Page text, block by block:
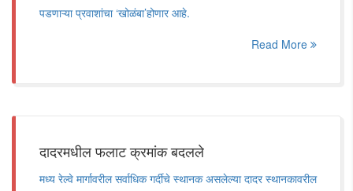
पडणाऱ्या प्रवाशांचा ‘खोळंबा’होणार आहे.
Read More
दादरमधील फलाट क्रमांक बदलले
मध्य रेल्वे मार्गावरील सर्वाधिक गर्दीचे स्थानक असलेल्या दादर स्थानकावरील